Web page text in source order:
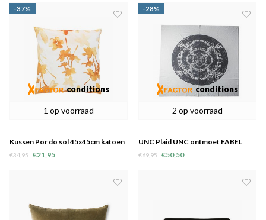
-37%
1 op voorraad
conditions
Kussen Por do sol 45x45cm katoen
- laatste 4
€34,95 €21,95
-28%
2 op voorraad
conditions
UNC Plaid UNC ontmoet FABEL
"Eagle"
€69,95 €50,50